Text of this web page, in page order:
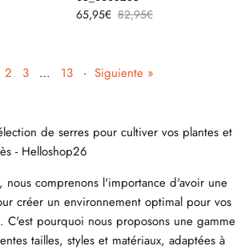
65,95€ 82,95€
2 3 … 13 · Siguiente »
de serres pour cultiver vos plantes et
- Helloshop26
nous comprenons l'importance d'avoir une
créer un environnement optimal pour vos
C'est pourquoi nous proposons une gamme
tailles, styles et matériaux, adaptées à